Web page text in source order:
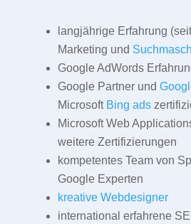
langjährige Erfahrung
Marketing und
Google AdWords
Google Partner und
Microsoft Bing ads
Microsoft Web
weitere Zertifizierungen
kompetentes Team von
Google Experten
kreative Webdesigner
international erfahrene